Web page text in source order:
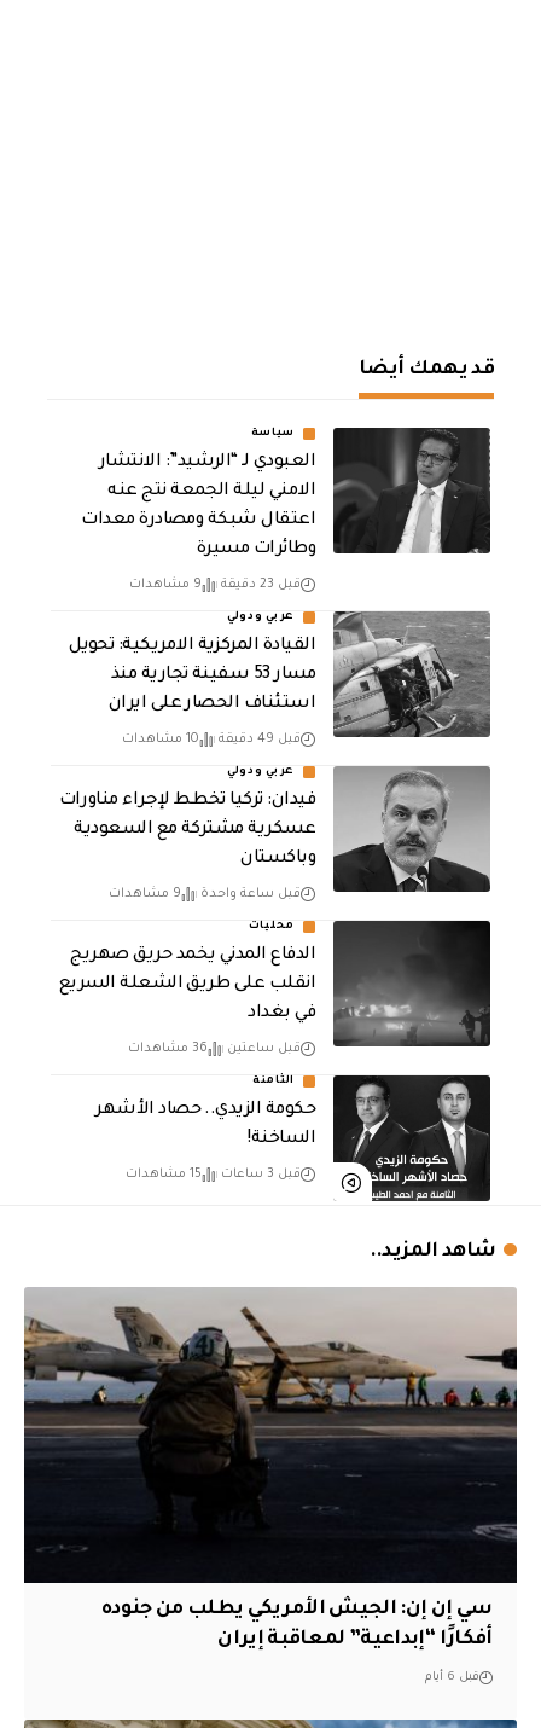
قد يهمك أيضا
سياسة
العبودي لـ “الرشيد”: الانتشار
الامني ليلة الجمعة نتج عنه
اعتقال شبكة ومصادرة معدات
وطائرات مسيرة
قبل 23 دقيقة 9 مشاهدات
عربي ودولي
القيادة المركزية الامريكية: تحويل
مسار 53 سفينة تجارية منذ
استئناف الحصار على ايران
قبل 49 دقيقة 10 مشاهدات
عربي ودولي
فيدان: تركيا تخطط لإجراء مناورات
عسكرية مشتركة مع السعودية
وباكستان
قبل ساعة واحدة 9 مشاهدات
محليات
الدفاع المدني يخمد حريق صهريج
انقلب على طريق الشعلة السريع
في بغداد
قبل ساعتين 36 مشاهدات
الثامنة
حكومة الزيدي.. حصاد الأشهر
الساخنة!
قبل 3 ساعات 15 مشاهدات
شاهد المزيد..
سي إن إن: الجيش الأمريكي يطلب من جنوده
أفكارًا “إبداعية” لمعاقبة إيران
قبل 6 أيام